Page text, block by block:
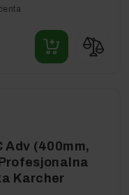
Adv (400mm,
Karcher